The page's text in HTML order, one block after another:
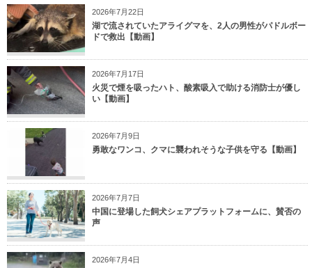
2026年7月22日
湖で流されていたアライグマを、2人の男性がパドルボー
ドで救出【動画】
2026年7月17日
火災で煙を吸ったハト、酸素吸入で助ける消防士が優し
い【動画】
2026年7月9日
勇敢なワンコ、クマに襲われそうな子供を守る【動画】
2026年7月7日
中国に登場した飼犬シェアプラットフォームに、賛否の
声
2026年7月4日